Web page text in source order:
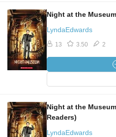
Night at the
LyndaEdwards
13 3.50 2
Night at the
Readers)
LyndaEdwards